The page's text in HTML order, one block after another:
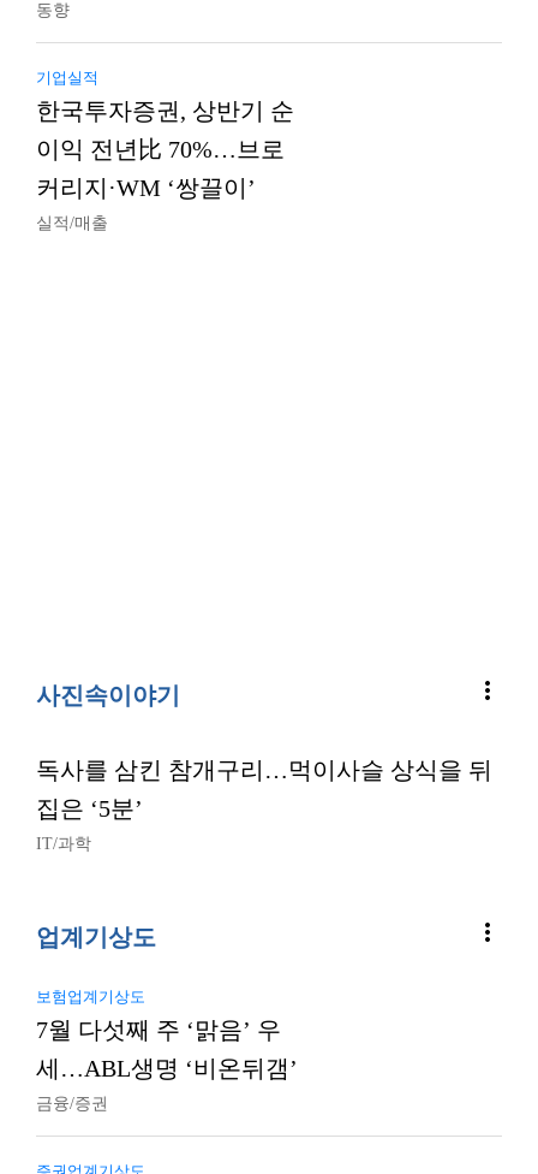
동향
기업실적
한국투자증권, 상반기 순
이익 전년比 70%…브로
커리지·WM ‘쌍끌이’
실적/매출
사진속이야기 more_vert
독사를 삼킨 참개구리…먹이사슬 상식을 뒤
집은 ‘5분’
IT/과학
업계기상도 more_vert
보험업계기상도
7월 다섯째 주 ‘맑음’ 우
세…ABL생명 ‘비온뒤갬’
금융/증권